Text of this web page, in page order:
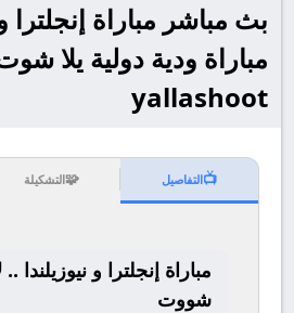
بث مباشر مباراة إنجلترا
مباراة ودية دولية يلا
yallashoot
📺التفاصيل 🧩التشكيلة
مباراة إنجلترا و نيوزيلندا
شووت